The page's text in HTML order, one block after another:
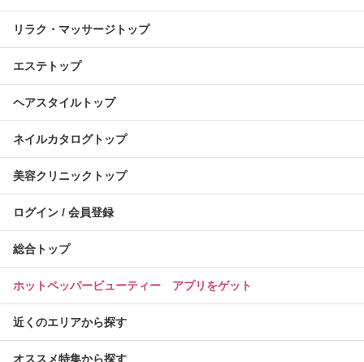
リラク・マッサージトップ
エステトップ
ヘアスタイルトップ
ネイルカタログトップ
美容クリニックトップ
ログイン / 会員登録
総合トップ
ホットペッパービューティー アプリをゲット
近くのエリアから探す
オススメ特集から探す